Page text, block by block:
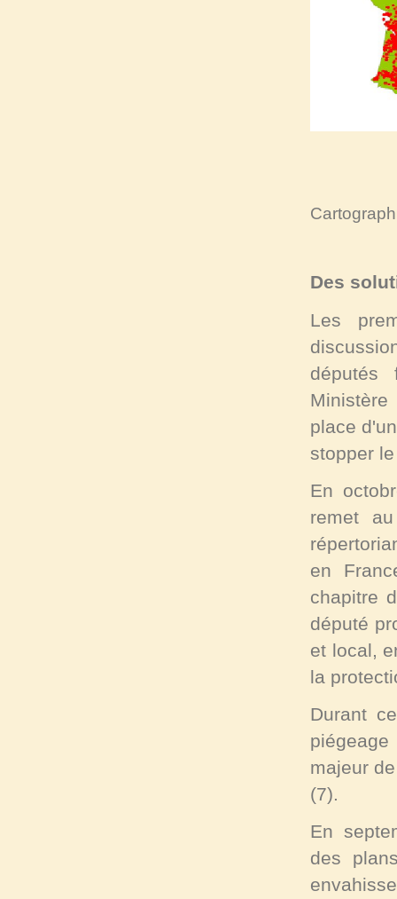
Des
Les
députés
place
stopper
En
remet
en
chapitre
député
et local,
la
Durant
majeur
(7).
En
des